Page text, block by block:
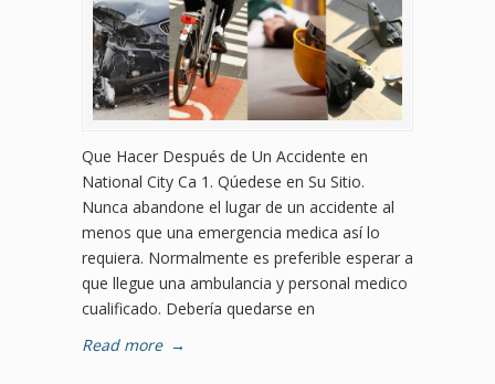
Que Hacer Después de Un Accidente en
National City Ca 1. Qúedese en Su Sitio.
Nunca abandone el lugar de un accidente al
menos que una emergencia medica así lo
requiera. Normalmente es preferible esperar a
que llegue una ambulancia y personal medico
cualificado. Debería quedarse en
Read more →